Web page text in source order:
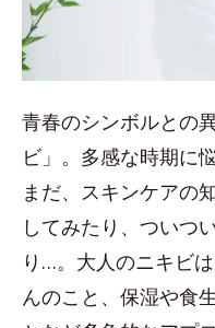
青春のシンボルとの
ビ」。多感な時期に
まだ、スキンケアの
してみたり、ついつ
り…。大人のニキビ
んのこと、保湿や食